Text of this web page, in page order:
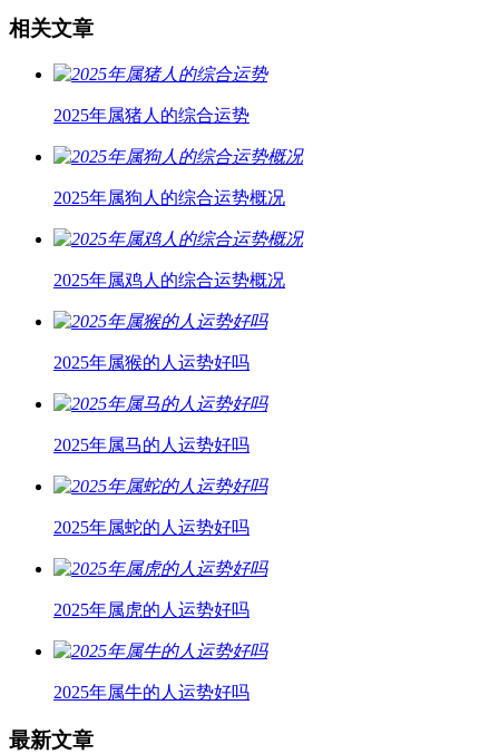
相关文章
2025年属猪人的综合运势
2025年属狗人的综合运势概况
2025年属鸡人的综合运势概况
2025年属猴的人运势好吗
2025年属马的人运势好吗
2025年属蛇的人运势好吗
2025年属虎的人运势好吗
2025年属牛的人运势好吗
最新文章